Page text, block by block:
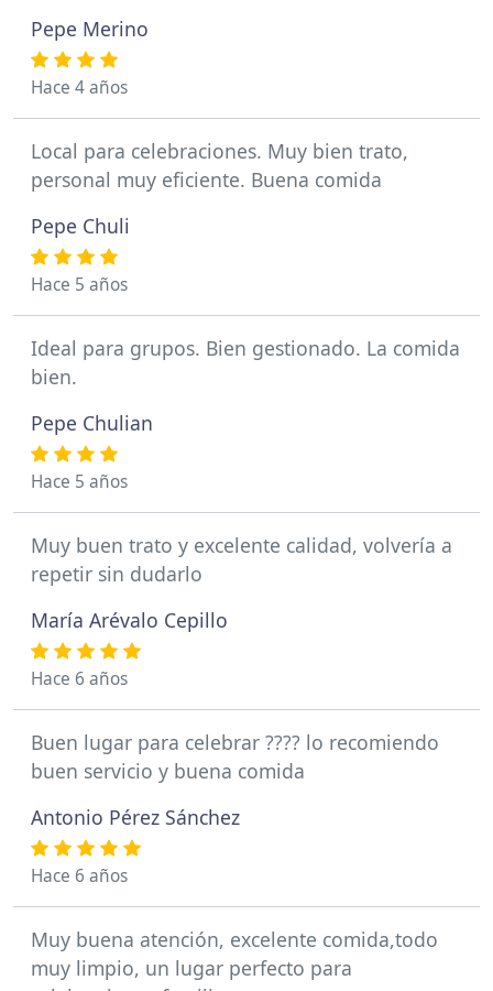
Pepe Merino
Hace 4 años
Local para celebraciones. Muy bien trato,
personal muy eficiente. Buena comida
Pepe Chuli
Hace 5 años
Ideal para grupos. Bien gestionado. La comida
bien.
Pepe Chulian
Hace 5 años
Muy buen trato y excelente calidad, volvería a
repetir sin dudarlo
María Arévalo Cepillo
Hace 6 años
Buen lugar para celebrar ???? lo recomiendo
buen servicio y buena comida
Antonio Pérez Sánchez
Hace 6 años
Muy buena atención, excelente comida,todo
muy limpio, un lugar perfecto para